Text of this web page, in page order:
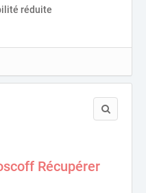
réduite
Récupérer